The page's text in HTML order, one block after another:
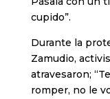
cupido”.
Durante la
Zamudio,
atravesaron;
romper, no le